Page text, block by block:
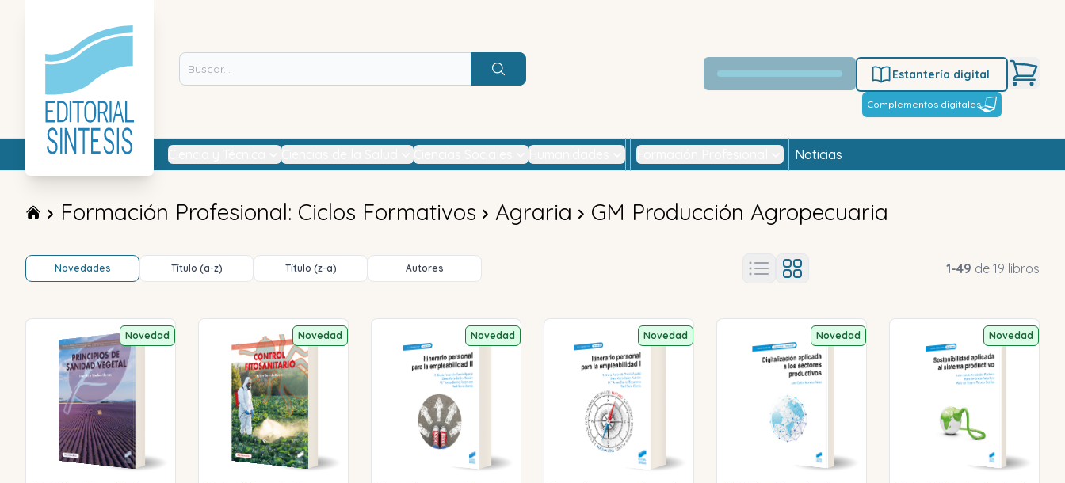
Buscar
Estantería digital
Complementos digitales
Noticias
Formación Profesional: Ciclos Formativos Agraria GM Producción Agropecuaria
Novedades Título (a-z) Título (z-a) Autores 1-49 de 19 libros
Novedad Novedad Novedad Novedad Novedad Novedad